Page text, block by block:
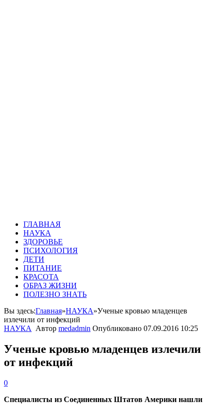
ГЛАВНАЯ
НАУКА
ЗДОРОВЬЕ
ПСИХОЛОГИЯ
ДЕТИ
ПИТАНИЕ
КРАСОТА
ОБРАЗ ЖИЗНИ
ПОЛЕЗНО ЗНАТЬ
Вы здесь:Главная»НАУКА»Ученые кровью младенцев
излечили от инфекций
НАУКА
Автор medadmin Опубликовано 07.09.2016 10:25
Ученые кровью младенцев излечили
от инфекций
0
Специалисты из Соединенных Штатов Америки нашли